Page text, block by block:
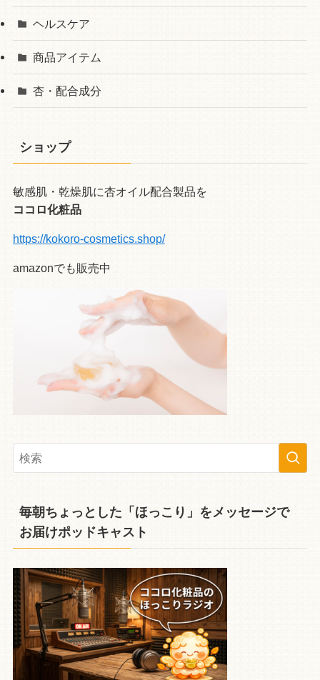
ヘルスケア
商品アイテム
杏・配合成分
ショップ
敏感肌・乾燥肌に杏オイル配合製品を
ココロ化粧品
https://kokoro-cosmetics.shop/
amazonでも販売中
毎朝ちょっとした「ほっこり」をメッセージで
お届けポッドキャスト